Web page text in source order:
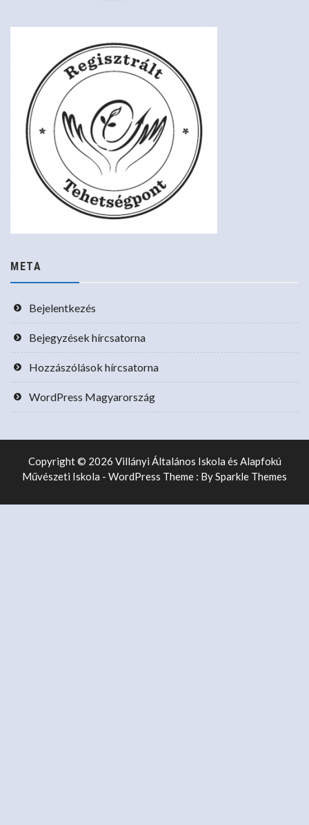
META
Bejelentkezés
Bejegyzések hírcsatorna
Hozzászólások hírcsatorna
WordPress Magyarország
Copyright © 2026 Villányi Általános Iskola és Alapfokú
Művészeti Iskola - WordPress Theme : BySparkle Themes